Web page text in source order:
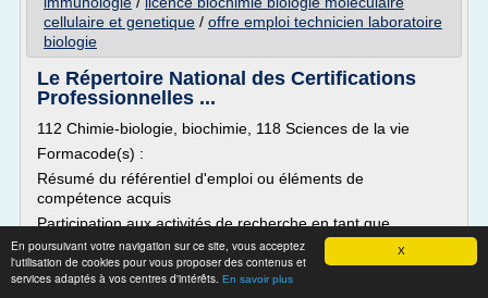
X
En poursuivant votre navigation sur ce site, vous acceptez
l'utilisation de cookies pour vous proposer des contenus et
services adaptés à vos centres d'intérêts. En savoir plus
cellulaire et genetique / offre emploi technicien laboratoire
biologie
Le Répertoire National des Certifications
Professionnelles ...
112 Chimie-biologie, biochimie, 118 Sciences de la vie
Formacode(s) :
Résumé du référentiel d'emploi ou éléments de
compétence acquis
Participation aux activités de recherche en tant que
technicien de recherche, d'assistant-ingénieur ou ingénieur
d'études dans des domaines utilisant la biologie
moléculaire, la virologie, l'immunologie, la génétique, la